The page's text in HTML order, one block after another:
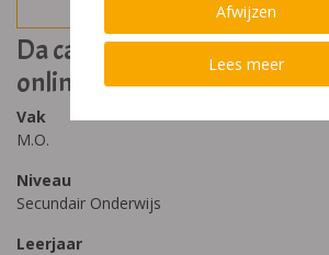
Da capo Leerwerkboek (incl.
onlinemateriaal)
Vak
M.O.
Niveau
Secundair Onderwijs
Leerjaar
Afwijzen
Lees meer